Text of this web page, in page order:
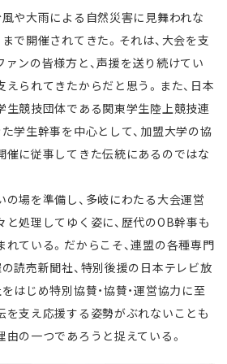
や大雨による自然災害に見舞われな
で開催されてきた。それは、大会を支
ンの皆様方と、声援を送り続けてい
られてきたからだと思う。また、日本
生競技団体である関東学生陸上競技連
学生幹事を中心として、加盟大学の協
催に従事してきた伝統にあるのではな
場を準備し、多岐にわたる大会運営
処理してゆく姿に、歴代のOB幹事も
ている。だからこそ、連盟の各種専門
読売新聞社、特別後援の日本テレビ放
はじめ特別協賛・協賛・運営協力に至
を支え応援する姿勢がぶれないことも
の一つであろうと捉えている。